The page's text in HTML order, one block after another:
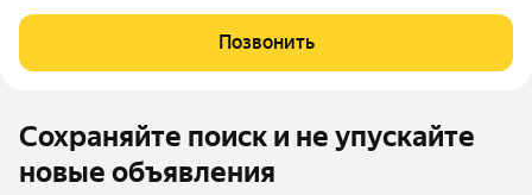
на 3/4 этаже. Площадь комнаты - 14 кв.м., площадь кухни - 9
кв.м. Из комнаты выход на
Позвонить
Сохраняйте поиск и не упускайте
новые объявления